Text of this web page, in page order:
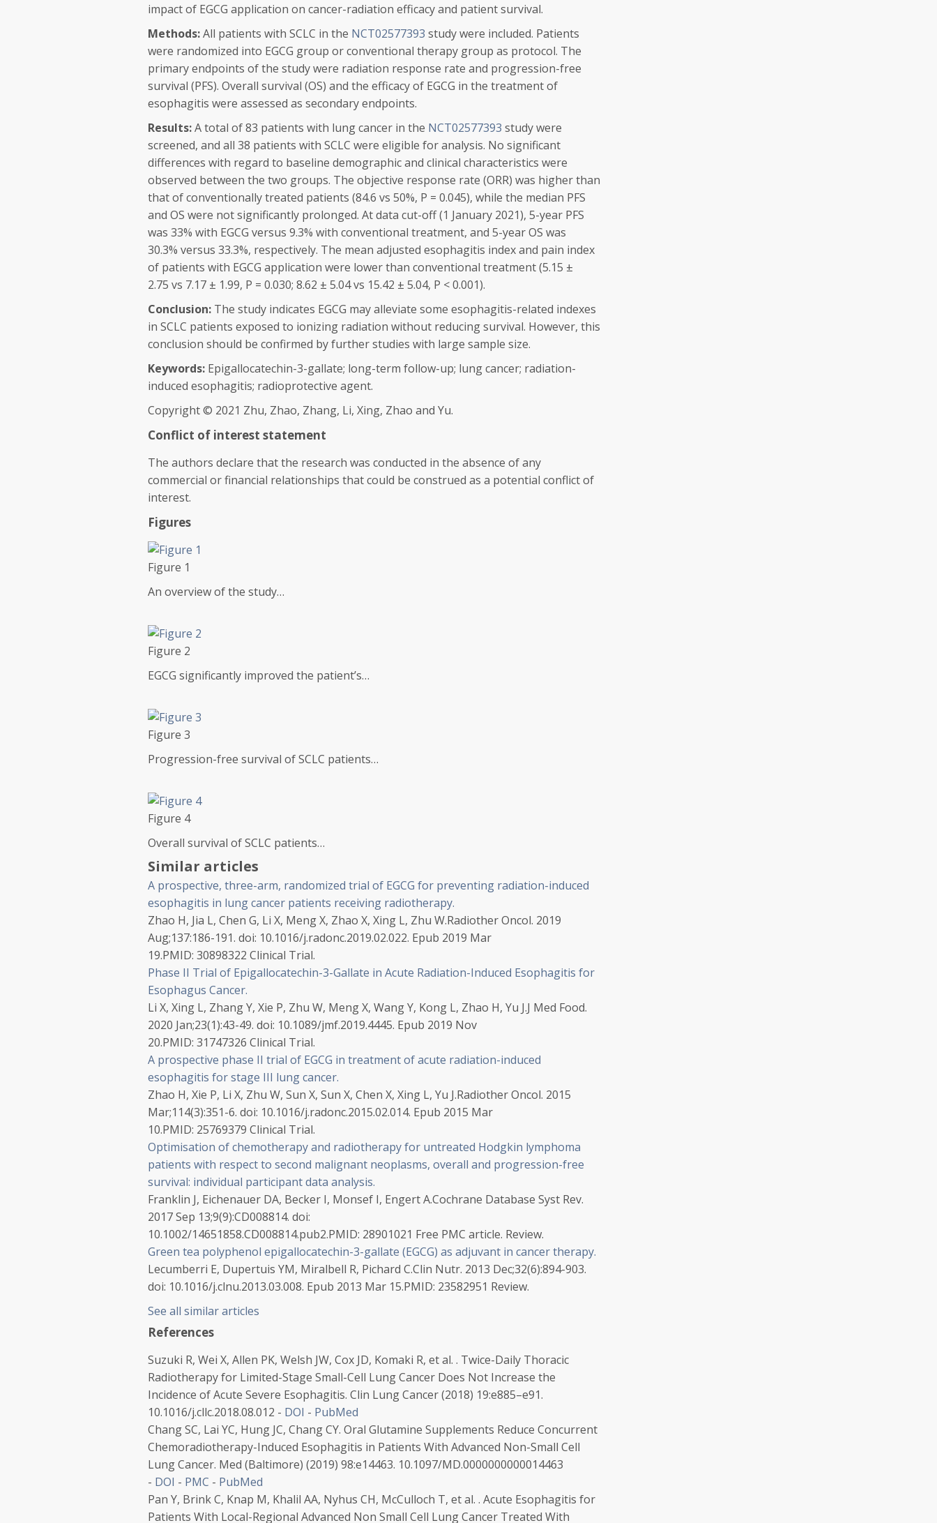
impact of EGCG application on cancer-radiation efficacy and patient survival.
Methods:All patients with SCLC in the NCT02577393 study were included. Patients
were randomized into EGCG group or conventional therapy group as protocol. The
primary endpoints of the study were radiation response rate and progression-free
survival (PFS). Overall survival (OS) and the efficacy of EGCG in the treatment of
esophagitis were assessed as secondary endpoints.
Results:A total of 83 patients with lung cancer in the NCT02577393 study were
screened, and all 38 patients with SCLC were eligible for analysis. No significant
differences with regard to baseline demographic and clinical characteristics were
observed between the two groups. The objective response rate (ORR) was higher than
that of conventionally treated patients (84.6 vs 50%, P = 0.045), while the median PFS
and OS were not significantly prolonged. At data cut-off (1 January 2021), 5-year PFS
was 33% with EGCG versus 9.3% with conventional treatment, and 5-year OS was
30.3% versus 33.3%, respectively. The mean adjusted esophagitis index and pain index
of patients with EGCG application were lower than conventional treatment (5.15 ±
2.75 vs 7.17 ± 1.99, P = 0.030; 8.62 ± 5.04vs 15.42 ± 5.04, P < 0.001).
Conclusion: The study indicates EGCG may alleviate some esophagitis-related indexes
in SCLC patients exposed to ionizing radiation without reducing survival. However, this
conclusion should be confirmed by further studies with large sample size.
Keywords: Epigallocatechin-3-gallate; long-term follow-up; lung cancer; radiation-
induced esophagitis; radioprotective agent.
Copyright © 2021 Zhu, Zhao, Zhang, Li, Xing, Zhao and Yu.
Conflict of interest statement
The authors declare that the research was conducted in the absence of any
commercial or financial relationships that could be construed as a potential conflict of
interest.
Figures
Figure 1
An overview of the study…
Figure 2
EGCG significantly improved the patient’s…
Figure 3
Progression-free survival of SCLC patients…
Figure 4
Overall survival of SCLC patients…
Similar articles
A prospective, three-arm, randomized trial of EGCG for preventing radiation-induced
esophagitis in lung cancer patients receiving radiotherapy.
Zhao H, Jia L, Chen G, Li X, Meng X, Zhao X, Xing L, Zhu W.Radiother Oncol. 2019
Aug;137:186-191. doi: 10.1016/j.radonc.2019.02.022. Epub 2019 Mar
19.PMID: 30898322 Clinical Trial.
Phase II Trial of Epigallocatechin-3-Gallate in Acute Radiation-Induced Esophagitis for
Esophagus Cancer.
Li X, Xing L, Zhang Y, Xie P, Zhu W, Meng X, Wang Y, Kong L, Zhao H, Yu J.J Med Food.
2020 Jan;23(1):43-49. doi: 10.1089/jmf.2019.4445. Epub 2019 Nov
20.PMID: 31747326 Clinical Trial.
A prospective phase II trial of EGCG in treatment of acute radiation-induced
esophagitis for stage III lung cancer.
Zhao H, Xie P, Li X, Zhu W, Sun X, Sun X, Chen X, Xing L, Yu J.Radiother Oncol. 2015
Mar;114(3):351-6. doi: 10.1016/j.radonc.2015.02.014. Epub 2015 Mar
10.PMID: 25769379 Clinical Trial.
Optimisation of chemotherapy and radiotherapy for untreated Hodgkin lymphoma
patients with respect to second malignant neoplasms, overall and progression-free
survival: individual participant data analysis.
Franklin J, Eichenauer DA, Becker I, Monsef I, Engert A.Cochrane Database Syst Rev.
2017 Sep 13;9(9):CD008814. doi:
10.1002/14651858.CD008814.pub2.PMID: 28901021 Free PMC article. Review.
Green tea polyphenol epigallocatechin-3-gallate (EGCG) as adjuvant in cancer therapy.
Lecumberri E, Dupertuis YM, Miralbell R, Pichard C.Clin Nutr. 2013 Dec;32(6):894-903.
doi: 10.1016/j.clnu.2013.03.008. Epub 2013 Mar 15.PMID: 23582951 Review.
See all similar articles
References
Suzuki R, Wei X, Allen PK, Welsh JW, Cox JD, Komaki R, et al. . Twice-Daily Thoracic
Radiotherapy for Limited-Stage Small-Cell Lung Cancer Does Not Increase the
Incidence of Acute Severe Esophagitis. Clin Lung Cancer (2018) 19:e885–e91.
10.1016/j.cllc.2018.08.012 - DOI - PubMed
Chang SC, Lai YC, Hung JC, Chang CY. Oral Glutamine Supplements Reduce Concurrent
Chemoradiotherapy-Induced Esophagitis in Patients With Advanced Non-Small Cell
Lung Cancer. Med (Baltimore) (2019) 98:e14463. 10.1097/MD.0000000000014463
- DOI - PMC - PubMed
Pan Y, Brink C, Knap M, Khalil AA, Nyhus CH, McCulloch T, et al. . Acute Esophagitis for
Patients With Local-Regional Advanced Non Small Cell Lung Cancer Treated With